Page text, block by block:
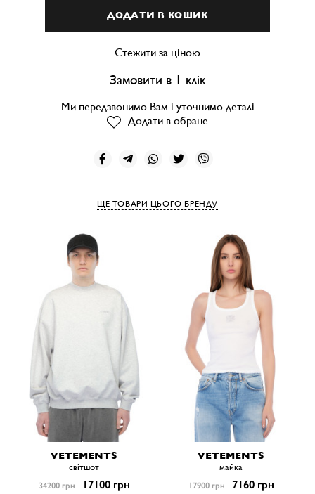
ДОДАТИ В КОШИК
Стежити за ціною
Замовити в 1 клік
Ми передзвонимо Вам і уточнимо деталі
Додати в обране
ЩЕ ТОВАРИ ЦЬОГО БРЕНДУ
VETEMENTS
світшот
34200 грн 17100 грн
VETEMENTS
майка
17900 грн 7160 грн